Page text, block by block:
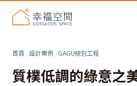
首頁 設計案例 GAGU統包工程
質樸低調的綠意